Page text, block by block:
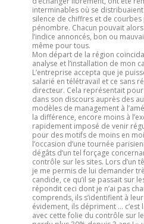
interminables où se
silence de chiffres et de
pénombre. Chacun pouvait
l’indice annoncés, bon ou
même pour tous.
Mon départ de la région
analyse et l’installation de mon
L’entreprise accepta que je
salarié en télétravail et ce sans
directeur. Cela représentait
dans son discours auprès des
modèles de management à
la différence, encore moins à
rapidement imposé de venir
pour des motifs de moins en
l’occasion d’une tournée
dégâts d’un tel forçage
contrôle sur les sites. Lors d’un
je me permis de lui demander
candide, ce qu’il se passait sur
répondit ceci dont je n’ai pas
comprends, ils s’identifient à
évidement, ils dépriment … c’est
avec cette folie du contrôle sur